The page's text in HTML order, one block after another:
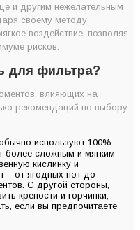
и другим нежелательным
своему методу
воздействие, позволяя
рисков.
для фильтра?
влияющих на
рекомендаций по выбору
используют 100%
более сложным и мягким
кислинку и
– от ягодных нот до
С другой стороны,
крепости и горчинки,
если вы предпочитаете